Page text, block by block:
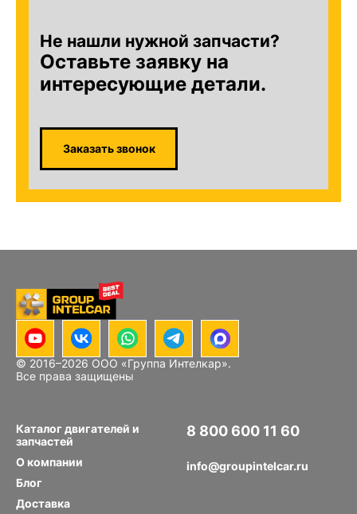
Не нашли нужной запчасти?
Оставьте заявку на
интересующие детали.
Заказать звонок
© 2016–2026 ООО «Группа Интелкар».
Все права защищены
Каталог двигателей и
запчастей
О компании
Блог
Доставка
8 800 600 11 60
info@groupintelcar.ru